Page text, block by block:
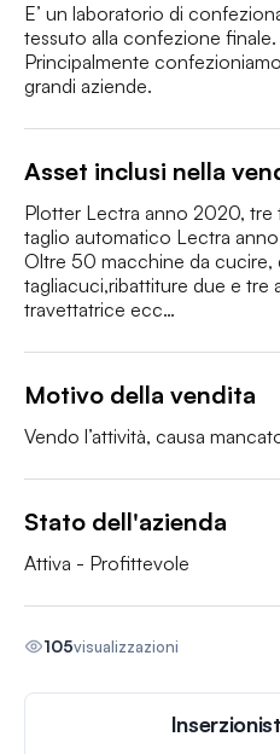
E’ un laboratorio di
tessuto alla confezione finale.
Principalmente
grandi aziende.
Asset inclusi nella
Plotter Lectra anno 2020, tre
taglio automatico Lectra
Oltre 50 macchine da cucire,
tagliacuci,ribattiture due e tre
travettatrice ecc…
Motivo della vendita
Vendo l’attività, causa
Stato dell'azienda
Attiva - Profittevole
105visualizzazioni